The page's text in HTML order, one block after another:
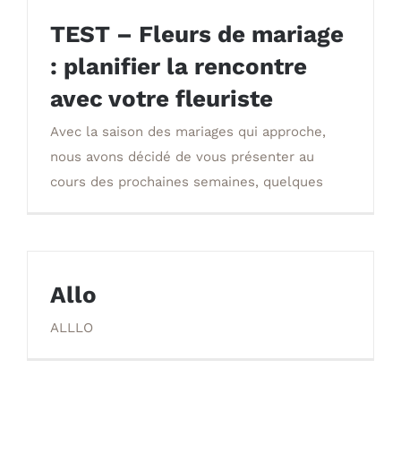
TEST – Fleurs de mariage : planifier
la rencontre avec votre fleuriste
TEST – Fleurs de mariage
: planifier la rencontre
avec votre fleuriste
Avec la saison des mariages qui approche,
nous avons décidé de vous présenter au
cours des prochaines semaines, quelques
Allo
ALLLO